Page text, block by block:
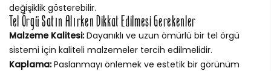
değişiklik gösterebilir.
Tel Örgü Satın Alırken Dikkat Edilmesi Gerekenler
Malzeme Kalitesi:Dayanıklı ve uzun ömürlü bir tel örgü
sistemi için kaliteli malzemeler tercih edilmelidir.
Kaplama:Paslanmayı önlemek ve estetik bir görünüm